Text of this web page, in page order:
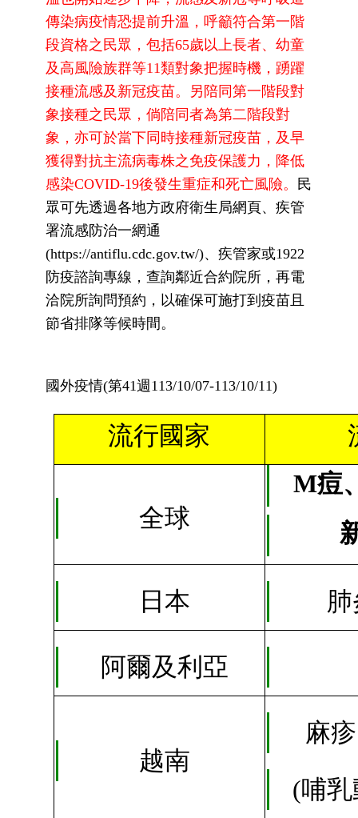
傳染病疫情恐提前升溫，呼籲符合第一階
段資格之民眾，包括65歲以上長者、幼童
及高風險族群等11類對象把握時機，踴躍
接種流感及新冠疫苗。另陪同第一階段對
象接種之民眾，倘陪同者為第二階段對
象，亦可於當下同時接種新冠疫苗，及早
獲得對抗主流病毒株之免疫保護力，降低
感染COVID-19後發生重症和死亡風險。
民
眾可先透過各地方政府衛生局網頁、疾管
署流感防治一網通
(https://antiflu.cdc.gov.tw/)、疾管家或1922
防疫諮詢專線，查詢鄰近合約院所，再電
洽院所詢問預約，以確保可施打到疫苗且
節省排隊等候時間。
國外疫情(第41週113/10/07-113/10/11)
流行國家
全球
M痘
日本
阿爾及利亞
越南
麻
(哺